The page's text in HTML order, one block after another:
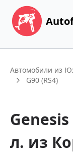
Автомобили из
G90 (RS4)
Genesis
л. из